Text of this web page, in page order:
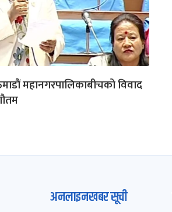
महानगरपालिकाबीचको विवाद
अनलाइनखबर सूची